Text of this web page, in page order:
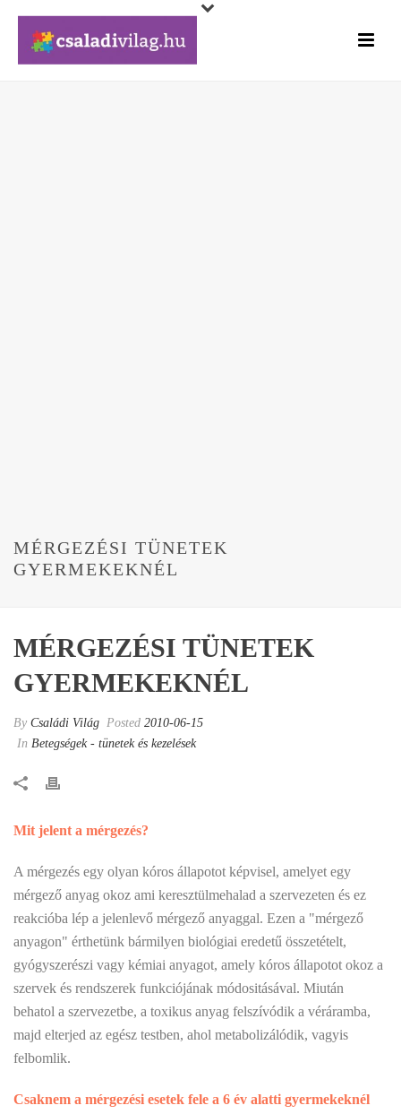
MÉRGEZÉSI TÜNETEK
GYERMEKEKNÉL
MÉRGEZÉSI TÜNETEK
GYERMEKEKNÉL
By Családi Világ Posted 2010-06-15
In Betegségek - tünetek és kezelések
Mit jelent a mérgezés?
A mérgezés egy olyan kóros állapotot képvisel, amelyet egy
mérgező anyag okoz ami keresztülmehalad a szervezeten és ez
reakcióba lép a jelenlevő mérgező anyaggal. Ezen a "mérgező
anyagon" érthetünk bármilyen biológiai eredetű összetételt,
gyógyszerészi vagy kémiai anyagot, amely kóros állapotot okoz a
szervek és rendszerek funkciójának módositásával. Miután
behatol a szervezetbe, a toxikus anyag felszívódik a véráramba,
majd elterjed az egész testben, ahol metabolizálódik, vagyis
felbomlik.
Csaknem a mérgezési esetek fele a 6 év alatti gyermekeknél